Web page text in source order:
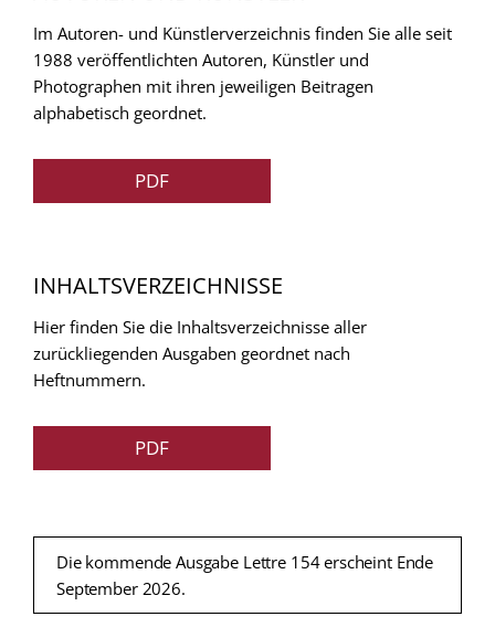
Im Autoren- und Künstlerverzeichnis finden Sie alle seit
1988 veröffentlichten Autoren, Künstler und
Photographen mit ihren jeweiligen Beitragen
alphabetisch geordnet.
PDF
INHALTSVERZEICHNISSE
Hier finden Sie die Inhaltsverzeichnisse aller
zurückliegenden Ausgaben geordnet nach
Heftnummern.
PDF
Die kommende Ausgabe Lettre 154 erscheint Ende
September 2026.